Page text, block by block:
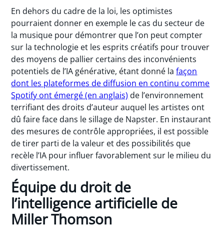
En dehors du cadre de la loi, les optimistes
pourraient donner en exemple le cas du secteur de
la musique pour démontrer que l’on peut compter
sur la technologie et les esprits créatifs pour trouver
des moyens de pallier certains des inconvénients
potentiels de l’IA générative, étant donné lafaçon
dont les plateformes de diffusion en continu comme
Spotify ont émergé (en anglais) de l’environnement
terrifiant des droits d’auteur auquel les artistes ont
dû faire face dans le sillage de Napster. En instaurant
des mesures de contrôle appropriées, il est possible
de tirer parti de la valeur et des possibilités que
recèle l’IA pour influer favorablement sur le milieu du
divertissement.
Équipe du droit de
l’intelligence artificielle de
Miller Thomson